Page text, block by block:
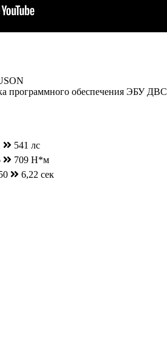
программного обеспечения ЭБУ ДВС
541 лс
709 Н*м
6,22 сек